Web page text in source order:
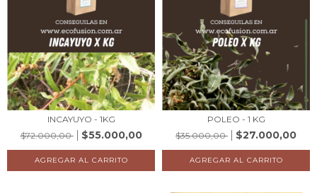
INCAYUYO - 1KG
$72.000,00
$55.000,00
POLEO - 1 KG
$35.000,00
$27.000,00